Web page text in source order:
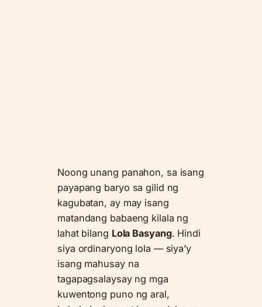
Noong unang panahon, sa isang
payapang baryo sa gilid ng
kagubatan, ay may isang
matandang babaeng kilala ng
lahat bilang Lola Basyang. Hindi
siya ordinaryong lola — siya’y
isang mahusay na
tagapagsalaysay ng mga
kuwentong puno ng aral,